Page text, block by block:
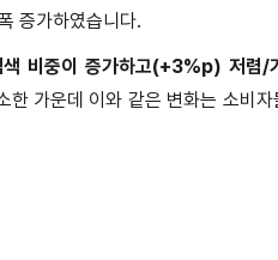
증가하였습니다.
색 비중이 증가하고(+3%p)저렴/
한 가운데 이와 같은 변화는 소비